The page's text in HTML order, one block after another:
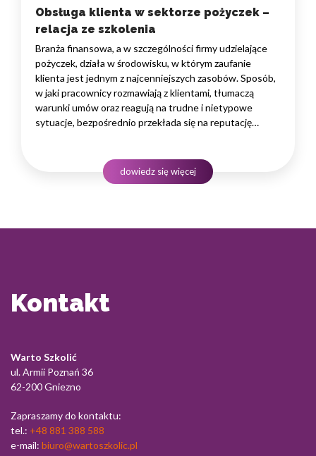
Obsługa klienta w sektorze pożyczek –
relacja ze szkolenia
Branża finansowa, a w szczególności firmy udzielające
pożyczek, działa w środowisku, w którym zaufanie
klienta jest jednym z najcenniejszych zasobów. Sposób,
w jaki pracownicy rozmawiają z klientami, tłumaczą
warunki umów oraz reagują na trudne i nietypowe
sytuacje, bezpośrednio przekłada się na reputację
produktowej, lecz także rozwiniętych kompetencji
komunikacyjnych, empatii…
dowiedz się więcej
Kontakt
Warto Szkolić
ul. Armii Poznań 36
62-200 Gniezno
Zapraszamy do kontaktu:
tel.: +48 881 388 588
e-mail: biuro@wartoszkolic.pl